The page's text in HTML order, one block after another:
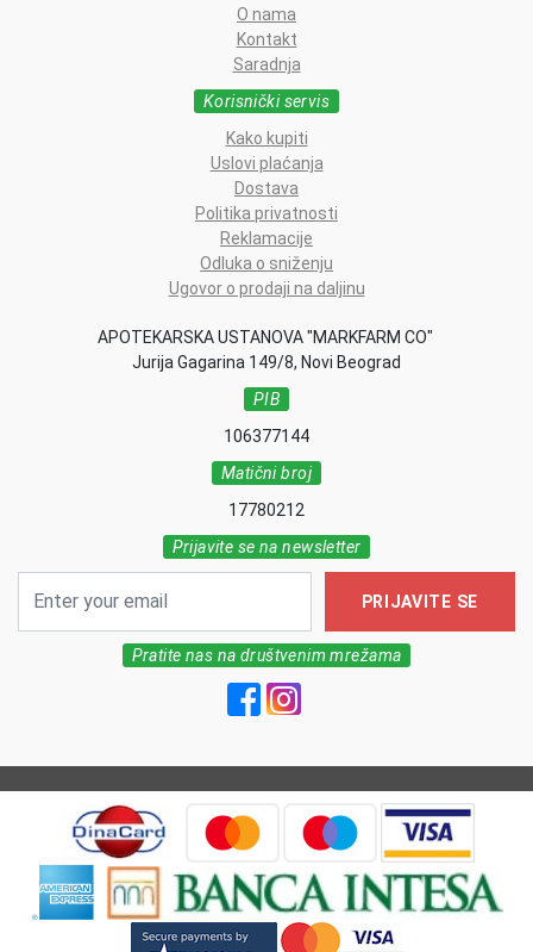
O nama
Kontakt
Saradnja
Korisnički servis
Kako kupiti
Uslovi plaćanja
Dostava
Politika privatnosti
Reklamacije
Odluka o sniženju
Ugovor o prodaji na daljinu
APOTEKARSKA USTANOVA "MARKFARM CO"
Jurija Gagarina 149/8, Novi Beograd
PIB
106377144
Matični broj
17780212
Prijavite se na newsletter
PRIJAVITE SE
Pratite nas na društvenim mrežama